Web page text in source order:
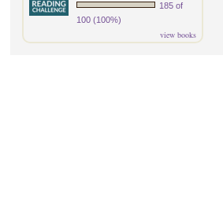
185 of
100 (100%)
view books